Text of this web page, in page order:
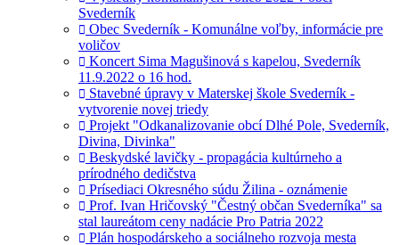
Svederník
Obec Svederník - Komunálne voľby, informácie pre
voličov
Koncert Sima Magušinová s kapelou, Svederník
11.9.2022 o 16 hod.
Stavebné úpravy v Materskej škole Svederník -
vytvorenie novej triedy
Projekt "Odkanalizovanie obcí Dlhé Pole, Svederník,
Divina, Divinka"
Beskydské lavičky - propagácia kultúrneho a
prírodného dedičstva
Prísediaci Okresného súdu Žilina - oznámenie
Prof. Ivan Hričovský "Čestný občan Svederníka" sa
stal laureátom ceny nadácie Pro Patria 2022
Plán hospodárskeho a sociálneho rozvoja mesta